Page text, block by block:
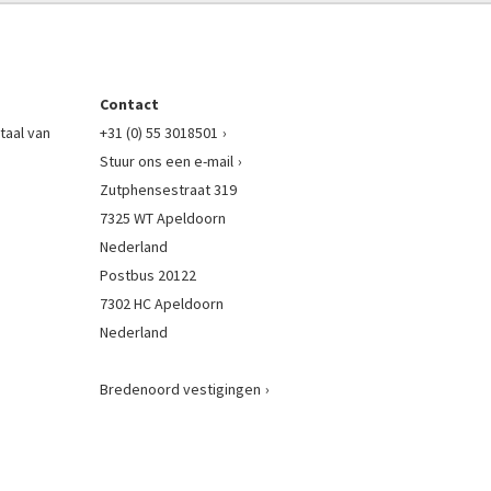
van
Contact
+31 (0) 55 3018501
Stuur ons een e-mail
Zutphensestraat 319
7325 WT Apeldoorn
Nederland
Postbus 20122
7302 HC Apeldoorn
Nederland
Bredenoord vestigingen